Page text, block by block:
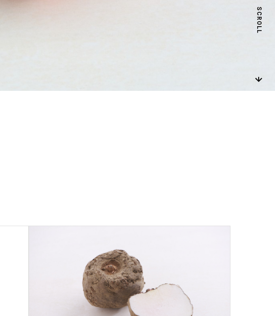
SCROLL